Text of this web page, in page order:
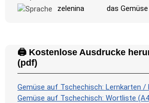
zelenina
das Gemüse
🖨️ Kostenlose Ausdrucke
(pdf)
Gemüse auf Tschechisch: Lernkarten /
Gemüse auf Tschechisch: Wortliste